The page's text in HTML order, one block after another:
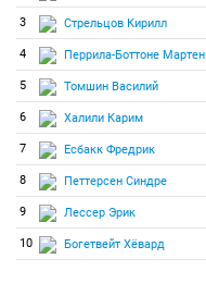
3 Стрельцов Кирилл
4 Перрила-Боттоне Мартен
5 Томшин Василий
6 Халили Карим
7 Есбакк Фредрик
8 Петтерсен Синдре
9 Лессер Эрик
10 Богетвейт Хёвард